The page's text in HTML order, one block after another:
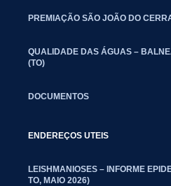
PREMIAÇÃO SÃO JOÃO DO
QUALIDADE DAS ÁGUAS –
(TO)
DOCUMENTOS
ENDEREÇOS UTEIS
LEISHMANIOSES – INFORME
TO, MAIO 2026)